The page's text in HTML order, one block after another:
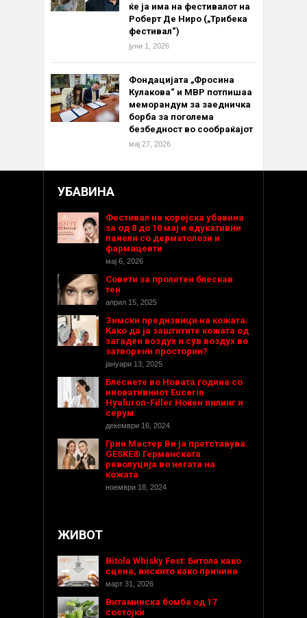
ќе ја има на фестивалот на
Роберт Де Ниро („Трибека
фестивал“)
јуни 1, 2026
Фондацијата „Фросина
Кулакова“ и МВР потпишаа
меморандум за заедничка
борба за поголема
безбедност во сообраќајот
мај 27, 2026
УБАВИНА
Фестивал на корејска убавина
за од 8 до 10 мај и едукативни
панели со дерматолози и
фармацевти
мај 6, 2026
Совети за пролетен блескав
тен
април 15, 2025
Зимски предизвици на кожата:
Како да ја заштитите кожата од
загаден воздух и сув воздух во
затворени простории?
јануари 13, 2025
Блеснете во Новата година со
иновативниот Eucerin
Hyaluron-Filler Ноќен пилинг и
серум
декември 16, 2024
Грин Мастер Ви ја претставува
GESKE® Германската
револуција во негата на
кожата
ноември 18, 2024
ЖИВОТ
Bitola Whisky Fest: Битола како
сцена, вискито како причина
март 31, 2026
Витаминска бомба од 17
состојки